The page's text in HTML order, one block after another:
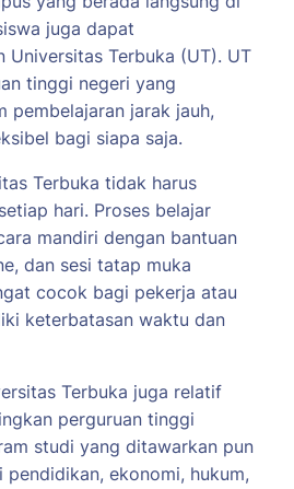
juga dapat
Universitas Terbuka (UT). UT
tinggi negeri yang
pembelajaran jarak jauh,
bagi siapa saja.
Terbuka tidak harus
hari. Proses belajar
mandiri dengan bantuan
dan sesi tatap muka
cocok bagi pekerja atau
keterbatasan waktu dan
Terbuka juga relatif
perguruan tinggi
studi yang ditawarkan pun
pendidikan, ekonomi, hukum,